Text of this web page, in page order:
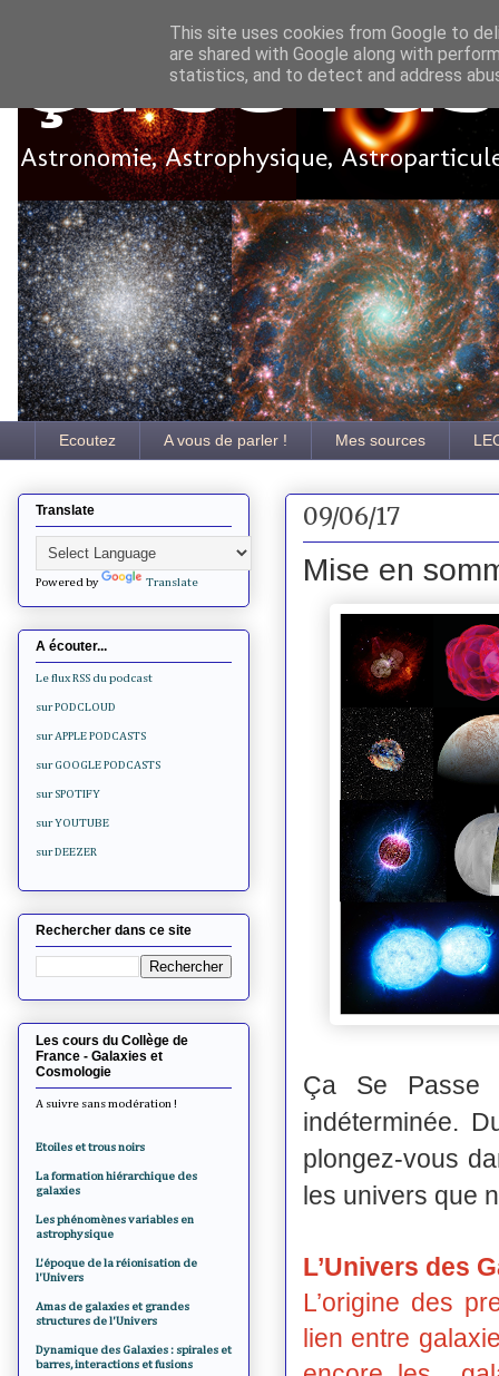
Ça se
Astronomie, Astrophysique,
Ecoutez A vous de parler ! Mes sources
09/06/17
Mise en
Ça Se Passe
indéterminée.
plongez-vous
les univers que
L’Univers des
L’origine des
lien entre
Translate
Powered by Translate
A écouter...
Le flux RSS du podcast
sur PODCLOUD
sur APPLE PODCASTS
sur GOOGLE PODCASTS
sur SPOTIFY
sur YOUTUBE
sur DEEZER
Rechercher dans ce site
Les cours du Collège de
France - Galaxies et
Cosmologie
A suivre sans modération !
Etoiles et trous noirs
La formation hiérarchique des
galaxies
Les phénomènes variables en
astrophysique
L'époque de la réionisation de
l'Univers
Amas de galaxies et grandes
structures de l'Univers
Dynamique des Galaxies : spirales et
barres, interactions et fusions
This site uses cookies from Google to
are shared with Google along with
statistics, and to detect and address